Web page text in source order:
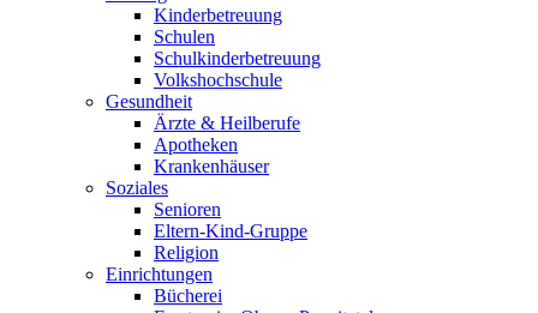
Kinderbetreuung
Schulen
Schulkinderbetreuung
Volkshochschule
Gesundheit
Ärzte & Heilberufe
Apotheken
Krankenhäuser
Soziales
Senioren
Eltern-Kind-Gruppe
Religion
Einrichtungen
Bücherei